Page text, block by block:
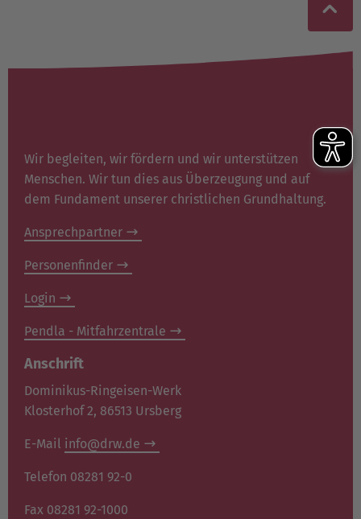
Wir begleiten, wir fördern und wir unterstützen
Menschen. Wir tun dies aus Überzeugung und auf
dem Fundament unserer christlichen Grundhaltung.
Ansprechpartner
Personenfinder
Login
Pendla - Mitfahrzentrale
Anschrift
Dominikus-Ringeisen-Werk
Klosterhof 2, 86513 Ursberg
E-Mail info@drw.de
Telefon 08281 92-0
Fax 08281 92-1000